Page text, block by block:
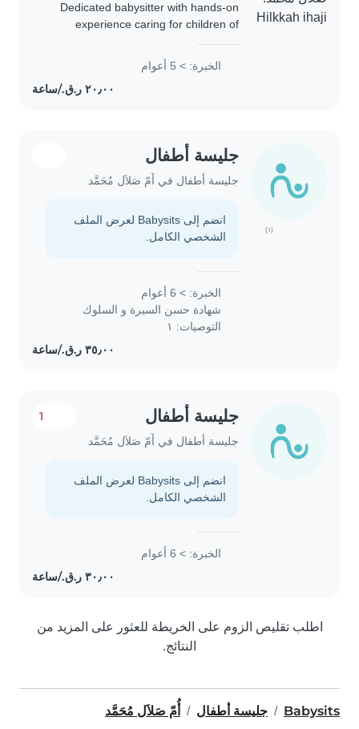
Dedicated babysitter with hands-on
experience caring for children of
hygiene, and positive child
development through play and
الخبرة: > 5 أعوام
(١)
جليسة أطفال
جليسة أطفال في أُمّ صَلاَل مُحَمَّد
انضم إلى Babysits لعرض الملف
الشخصي الكامل.
الخبرة: > 6 أعوام
شهادة حسن السيرة و السلوك
التوصيات: ١
جليسة أطفال
جليسة أطفال في أُمّ صَلاَل مُحَمَّد
1
انضم إلى Babysits لعرض الملف
الشخصي الكامل.
الخبرة: > 6 أعوام
اطلب تقليص الزوم على الخريطة للعثور على المزيد من
النتائج.
Babysits جليسة أطفال أُمّ صَلاَل مُحَمَّد